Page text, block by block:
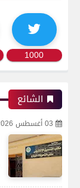
1000
الشائع
03 أغسطس 2026